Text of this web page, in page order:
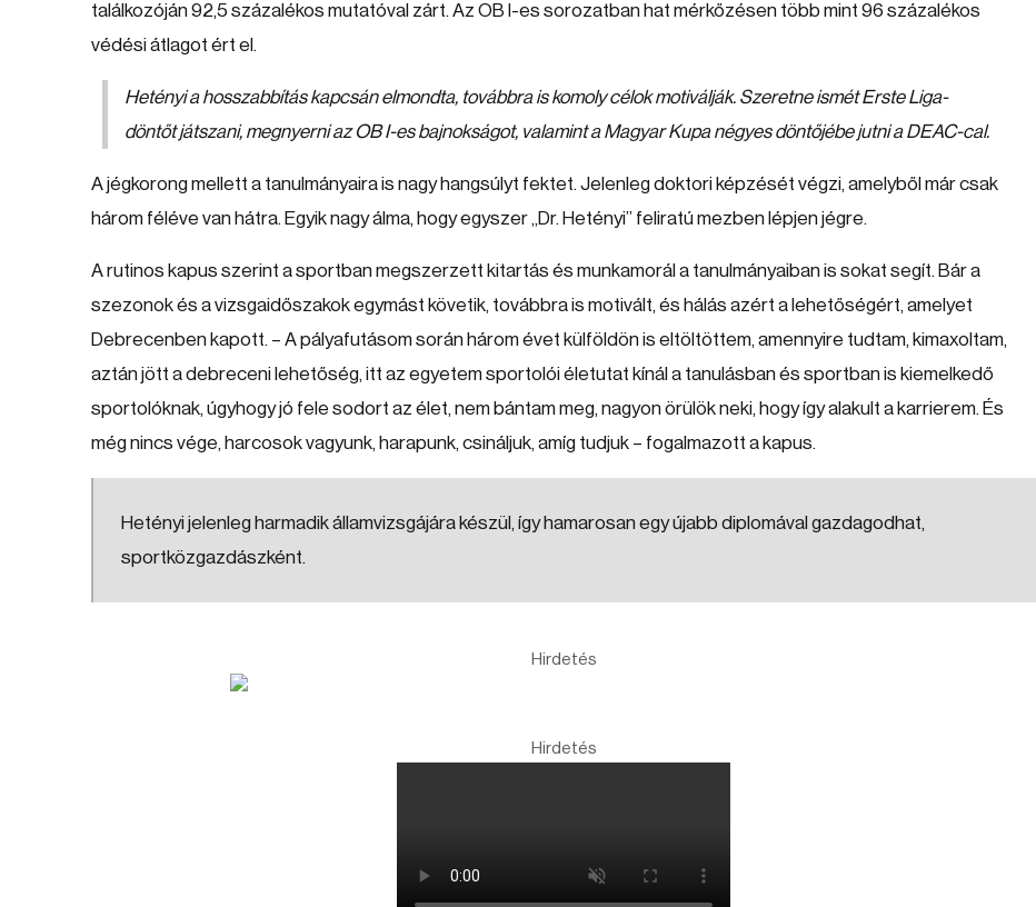
találkozóján 92,5 százalékos mutatóval zárt. Az OB I-es sorozatban hat mérkőzésen több mint 96 százalékos
védési átlagot ért el.
Hetényi a hosszabbítás kapcsán elmondta, továbbra is komoly célok motiválják. Szeretne ismét Erste Liga-
döntőt játszani, megnyerni az OB I-es bajnokságot, valamint a Magyar Kupa négyes döntőjébe jutni a DEAC-cal.
A jégkorong mellett a tanulmányaira is nagy hangsúlyt fektet. Jelenleg doktori képzését végzi, amelyből már csak
három féléve van hátra. Egyik nagy álma, hogy egyszer „Dr. Hetényi” feliratú mezben lépjen jégre.
A rutinos kapus szerint a sportban megszerzett kitartás és munkamorál a tanulmányaiban is sokat segít. Bár a
szezonok és a vizsgaidőszakok egymást követik, továbbra is motivált, és hálás azért a lehetőségért, amelyet
Debrecenben kapott. – A pályafutásom során három évet külföldön is eltöltöttem, amennyire tudtam, kimaxoltam,
aztán jött a debreceni lehetőség, itt az egyetem sportolói életutat kínál a tanulásban és sportban is kiemelkedő
sportolóknak, úgyhogy jó fele sodort az élet, nem bántam meg, nagyon örülök neki, hogy így alakult a karrierem. És
még nincs vége, harcosok vagyunk, harapunk, csináljuk, amíg tudjuk – fogalmazott a kapus.
Hetényi jelenleg harmadik államvizsgájára készül, így hamarosan egy újabb diplomával gazdagodhat,
sportközgazdászként.
Hirdetés
Hirdetés